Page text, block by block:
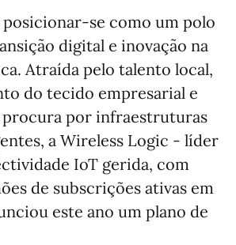
posicionar-se como um polo
digital e inovação na
Atraída pelo talento local,
do tecido empresarial e
procura por infraestruturas
a Wireless Logic - líder
IoT gerida, com
de subscrições ativas em
este ano um plano de